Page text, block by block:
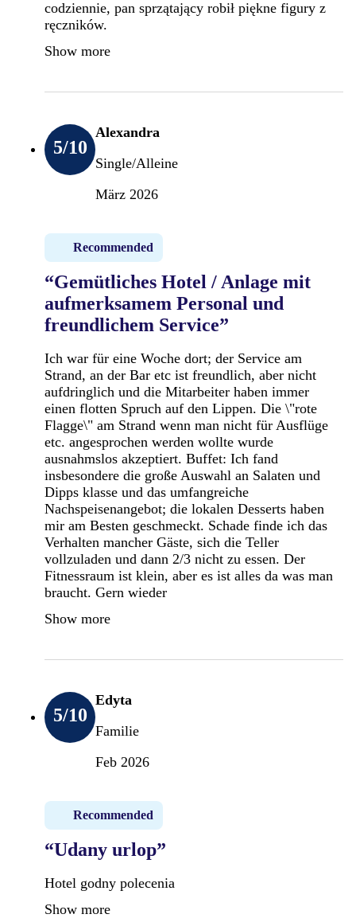
codziennie, pan sprzątający robił piękne figury z
ręczników.
Show more
5/10
Alexandra
Single/Alleine
März 2026
Recommended
“Gemütliches Hotel / Anlage mit
aufmerksamem Personal und
freundlichem Service”
Ich war für eine Woche dort; der Service am
Strand, an der Bar etc ist freundlich, aber nicht
aufdringlich und die Mitarbeiter haben immer
einen flotten Spruch auf den Lippen. Die \"rote
Flagge\" am Strand wenn man nicht für Ausflüge
etc. angesprochen werden wollte wurde
ausnahmslos akzeptiert. Buffet: Ich fand
insbesondere die große Auswahl an Salaten und
Dipps klasse und das umfangreiche
Nachspeisenangebot; die lokalen Desserts haben
mir am Besten geschmeckt. Schade finde ich das
Verhalten mancher Gäste, sich die Teller
vollzuladen und dann 2/3 nicht zu essen. Der
Fitnessraum ist klein, aber es ist alles da was man
braucht. Gern wieder
Show more
5/10
Edyta
Familie
Feb 2026
Recommended
“Udany urlop”
Hotel godny polecenia
Show more